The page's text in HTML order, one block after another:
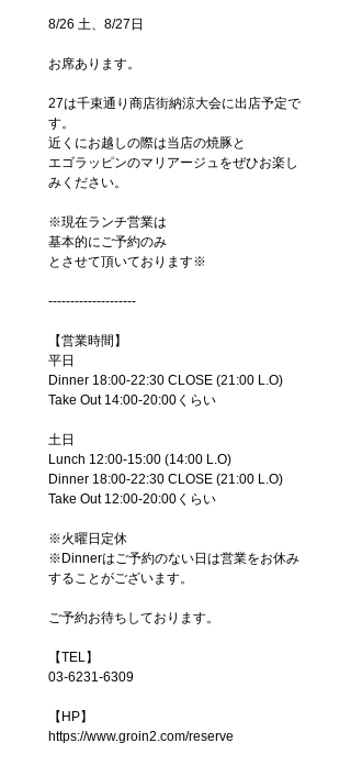
8/26 土、8/27日
お席あります。
27は千束通り商店街納涼大会に出店予定で
す。
近くにお越しの際は当店の焼豚と
エゴラッピンのマリアージュをぜひお楽し
みください。
※現在ランチ営業は
基本的にご予約のみ
とさせて頂いております※
--------------------
【営業時間】
平日
Dinner 18:00-22:30 CLOSE (21:00 L.O)
Take Out 14:00-20:00くらい
土日
Lunch 12:00-15:00 (14:00 L.O)
Dinner 18:00-22:30 CLOSE (21:00 L.O)
Take Out 12:00-20:00くらい
※火曜日定休
※Dinnerはご予約のない日は営業をお休み
することがございます。
ご予約お待ちしております。
【TEL】
03-6231-6309
【HP】
https://www.groin2.com/reserve